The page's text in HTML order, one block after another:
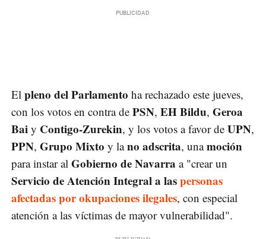
El pleno del Parlamento ha rechazado este jueves,
con los votos en contra de PSN, EH Bildu, Geroa
Bai y Contigo-Zurekin, y los votos a favor de UPN,
PPN, Grupo Mixto y lano adscrita, unamoción
para instar al Gobierno de Navarra a "crear un
Servicio de Atención Integral a laspersonas
afectadas por okupaciones ilegales, con especial
atención a las víctimas de mayor vulnerabilidad".